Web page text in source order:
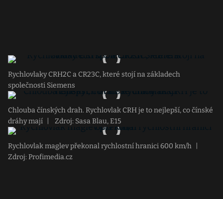
Rychlovlaky CRH2C a CR23C, které stojí na základech
společnosti Siemens
Chlouba čínských drah. Rychlovlak CRH je to nejlepší, co čínské
dráhy mají
Zdroj: Sasa Blau, E15
Rychlovlak maglev překonal rychlostní hranici 600 km/h
Zdroj: Profimedia.cz